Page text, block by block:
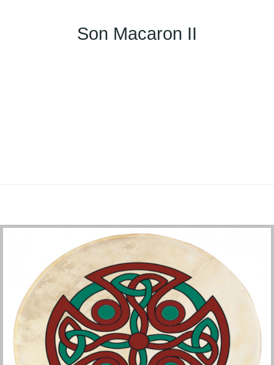
Son Macaron II